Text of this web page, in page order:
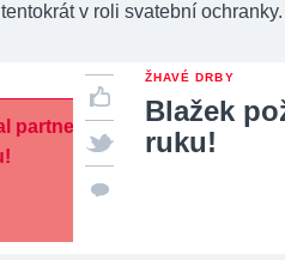
tentokrát v roli svatební ochranky.
ŽHAVÉ DRBY
Blažek
ruku!